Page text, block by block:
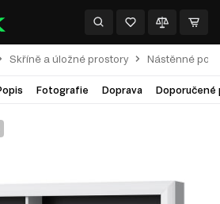
Skříně a úložné prostory Nástěnné
Fotografie Doprava Doporučené